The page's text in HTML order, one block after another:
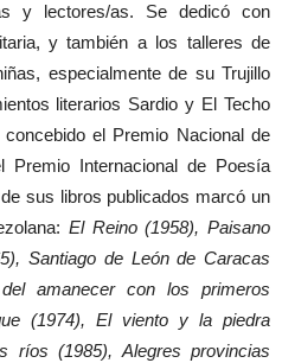
y lectores/as. Se dedicó con
y también a los talleres de
especialmente de su Trujillo
literarios Sardio y El Techo
el Premio Nacional de
Internacional de Poesía
sus libros publicados marcó un
El Reino (1958), Paisano
Santiago de León de Caracas
amanecer con los primeros
(1974), El viento y la piedra
ríos (1985), Alegres provincias